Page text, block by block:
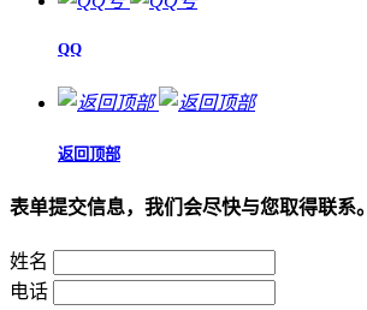
QQ
返回顶部
表单提交信息，我们会尽快与您取得联系。
姓名
电话